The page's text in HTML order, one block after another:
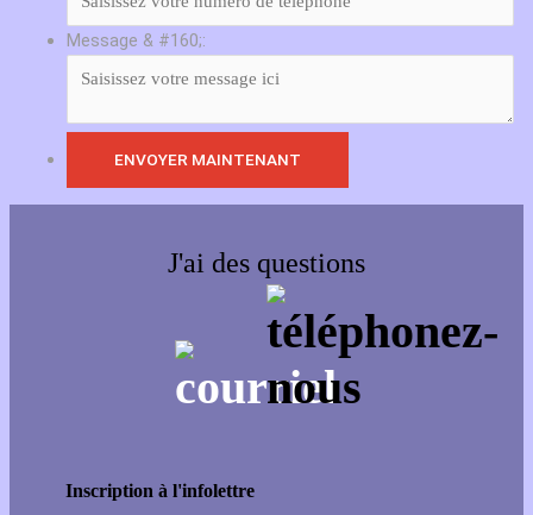
Message & #160;:
J'ai des questions
Inscription à l'infolettre